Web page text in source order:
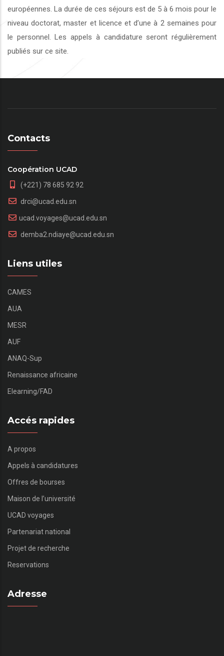
européennes. La durée de ces séjours est de 5 à 6 mois pour le
niveau doctorat, master et licence et d’une à 2 semaines pour
le personnel. Les appels à candidature seront régulièrement
publiés sur ce site.
Contacts
Coopération UCAD
(+221) 78 685 92 92
drci@ucad.edu.sn
ucad.voyages@ucad.edu.sn
demba2.ndiaye@ucad.edu.sn
Liens utiles
CAMES
AUA
MESR
AUF
ANAQ-Sup
Renaissance africaine
Elearning/FAD
Accés rapides
A propos
Appels à candidatures
Offres de bourses
Maison de l’université
UCAD voyages
Partenariat national
Projet de recherche
Reservations
Adresse